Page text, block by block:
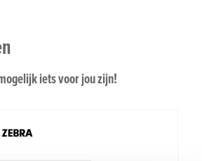
iets voor jou zijn!